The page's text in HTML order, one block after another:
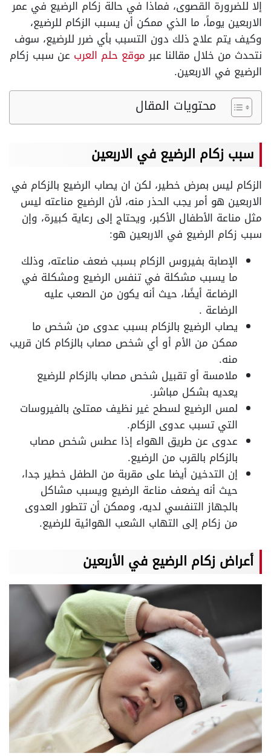
إلا للضرورة القصوى، فماذا في حالة زكام الرضيع في عمر
الاربعين يوماً، ما الذي ممكن أن يسبب الزكام للرضيع،
وكيف يتم علاج ذلك دون التسبب بأي ضرر للرضيع، سوف
نتحدث من خلال مقالنا عبرموقع حلم العرب عن سبب زكام
الرضيع في الاربعين.
محتويات المقال
سبب زكام الرضيع في الاربعين
الزكام ليس بمرض خطير، لكن ان يصاب الرضيع بالزكام في
الاربعين هو أمر يجب الحذر منه، لأن الرضيع مناعته ليس
مثل مناعة الأطفال الأكبر، ويحتاج إلى رعاية كبيرة، وإن
سبب زكام الرضيع في الاربعين هو:
الإصابة بفيروس الزكام بسبب ضعف مناعته، وذلك
ما يسبب مشكلة في تنفس الرضيع ومشكلة في
الرضاعة أيضًا، حيث أنه يكون من الصعب عليه
الرضاعة .
يصاب الرضيع بالزكام بسبب عدوى من شخص ما
ممكن من الأم أو أي شخص مصاب بالزكام كان قريب
منه.
ملامسة أو تقبيل شخص مصاب بالزكام للرضيع
يعديه بشكل مباشر.
لمس الرضيع لسطح غير نظيف ممتلئ بالفيروسات
التي تسبب عدوى الزكام.
عدوى عن طريق الهواء إذا عطس شخص مصاب
بالزكام بالقرب من الرضيع.
إن التدخين أيضا على مقربة من الطفل خطير جدا،
حيث أنه يضعف مناعة الرضيع ويسبب مشاكل
بالجهاز التنفسي لديه، وممكن أن تتطور العدوى
من زكام إلى التهاب الشعب الهوائية للرضيع.
أعراض زكام الرضيع في الأربعين